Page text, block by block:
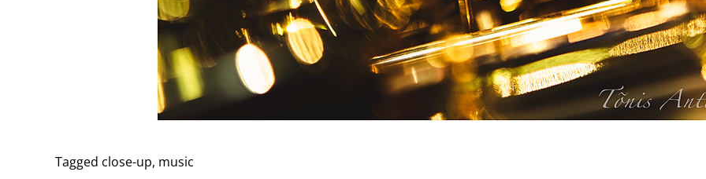
Tagged close-up, music